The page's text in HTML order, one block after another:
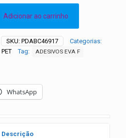
Adicionar ao carrinho
SKU: PDABC46917
Categorias:
Tag: ADESIVOS EVA F
WhatsApp
Descrição